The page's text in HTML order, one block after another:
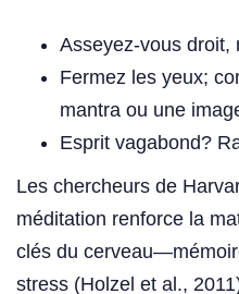
Asseyez-vous droit,
Fermez les yeux;
mantra ou une
Esprit vagabond?
Les chercheurs de
méditation renforce la
clés du
stress (Holzel et al.,